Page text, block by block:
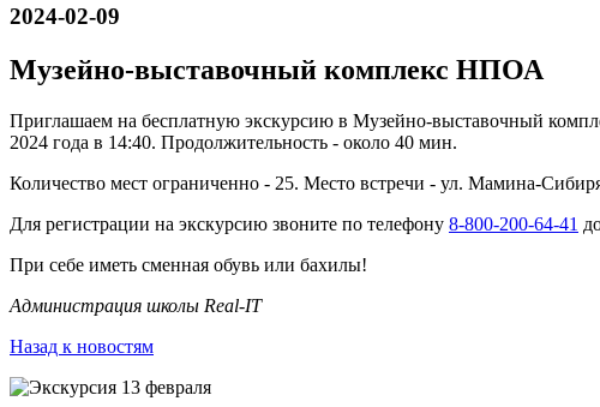
2024-02-09
Музейно-выставочный комплекс НПОА
Приглашаем на бесплатную экскурсию в Музейно-выставочный
2024 года в 14:40. Продолжительность - около 40 мин.
Количество мест ограниченно - 25. Место встречи - ул. Мамина-
Для регистрации на экскурсию звоните по телефону 8-800-200-64-41
При себе иметь сменная обувь или бахилы!
Администрация школы Real-IT
Назад к новостям